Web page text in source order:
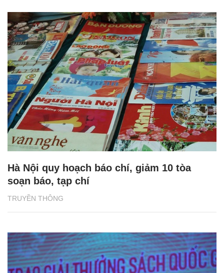
TRUYỀN THÔNG
Hà Nội quy hoạch báo chí, giảm 10 tòa
soạn báo, tạp chí